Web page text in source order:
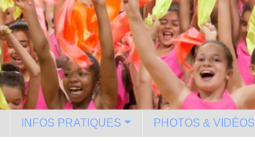
INFOS PRATIQUES PHOTOS & VIDÉOS